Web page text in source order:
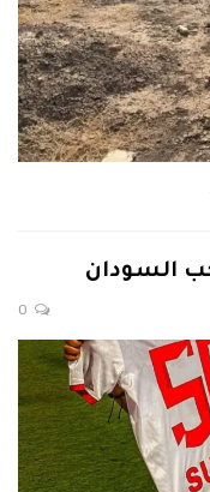
السودان